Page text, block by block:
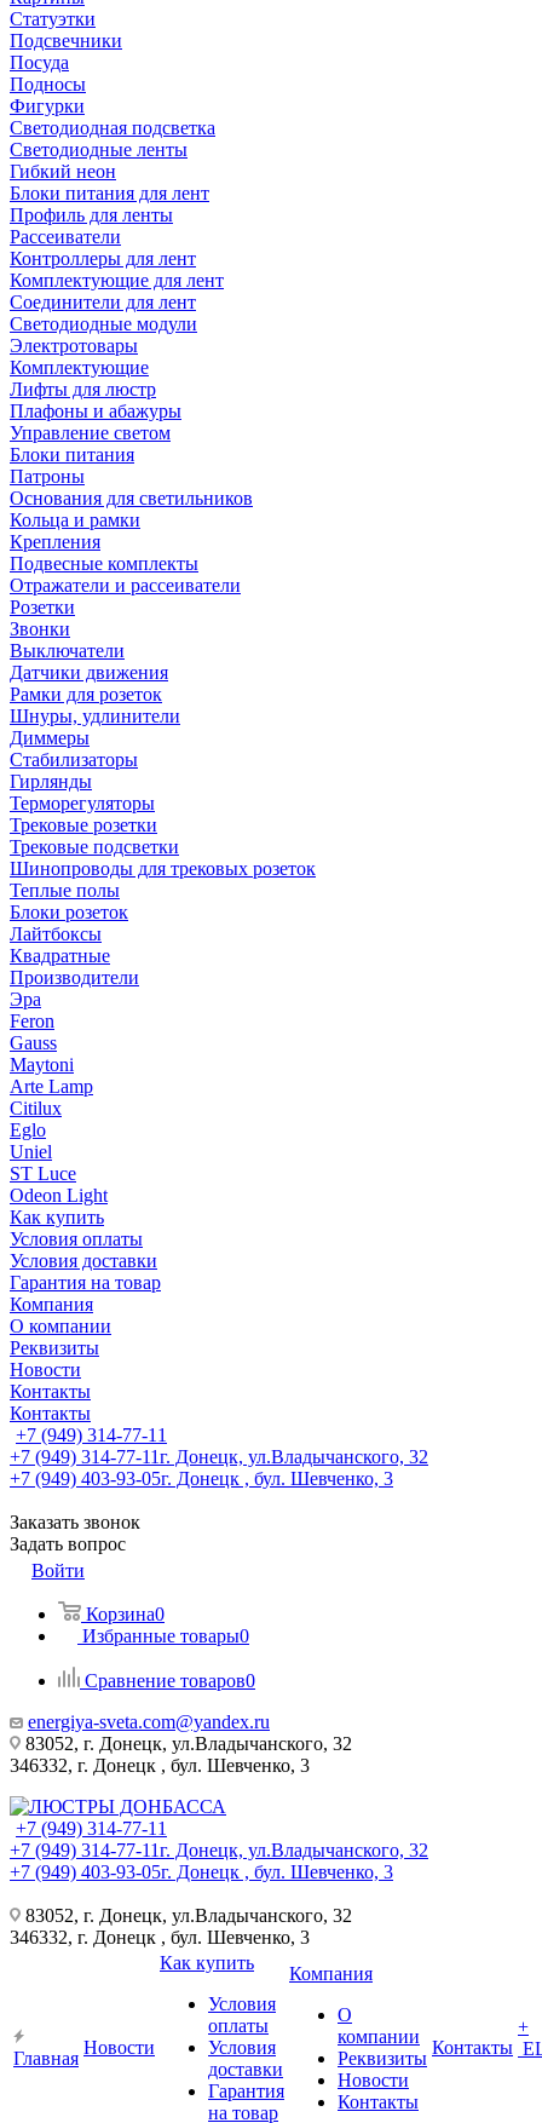
Статуэтки
Подсвечники
Посуда
Подносы
Фигурки
Светодиодная подсветка
Светодиодные ленты
Гибкий неон
Блоки питания для лент
Профиль для ленты
Рассеиватели
Контроллеры для лент
Комплектующие для лент
Соединители для лент
Светодиодные модули
Электротовары
Комплектующие
Лифты для люстр
Плафоны и абажуры
Управление светом
Блоки питания
Патроны
Основания для светильников
Кольца и рамки
Крепления
Подвесные комплекты
Отражатели и рассеиватели
Розетки
Звонки
Выключатели
Датчики движения
Рамки для розеток
Шнуры, удлинители
Диммеры
Стабилизаторы
Гирлянды
Терморегуляторы
Трековые розетки
Трековые подсветки
Шинопроводы для трековых розеток
Теплые полы
Блоки розеток
Лайтбоксы
Квадратные
Производители
Эра
Feron
Gauss
Maytoni
Arte Lamp
Citilux
Eglo
Uniel
ST Luce
Odeon Light
Как купить
Условия оплаты
Условия доставки
Гарантия на товар
Компания
О компании
Реквизиты
Новости
Контакты
Контакты
+7 (949) 314-77-11
+7 (949) 314-77-11г. Донецк, ул.Владычанского, 32
+7 (949) 403-93-05г. Донецк , бул. Шевченко, 3
Заказать звонок
Задать вопрос
Войти
Корзина0
Избранные товары0
Сравнение товаров0
energiya-sveta.com@yandex.ru
83052, г. Донецк, ул.Владычанского, 32
346332, г. Донецк , бул. Шевченко, 3
+7 (949) 314-77-11
+7 (949) 314-77-11г. Донецк, ул.Владычанского, 32
+7 (949) 403-93-05г. Донецк , бул. Шевченко, 3
83052, г. Донецк, ул.Владычанского, 32
346332, г. Донецк , бул. Шевченко, 3
Главная
Новости
Как купить
Условия
оплаты
Условия
доставки
Гарантия
на товар
Компания
О
компании
Реквизиты
Новости
Контакты
Контакты
+